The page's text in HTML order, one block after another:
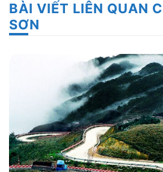
BÀI VIẾT LIÊN QUAN
SƠN